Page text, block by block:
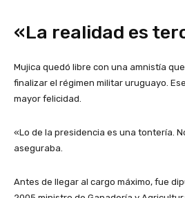
«La realidad es
Mujica quedó libre con una amnistía
finalizar el régimen militar uruguayo.
mayor felicidad.
«Lo de la presidencia es una tontería.
aseguraba.
Antes de llegar al cargo máximo, fue